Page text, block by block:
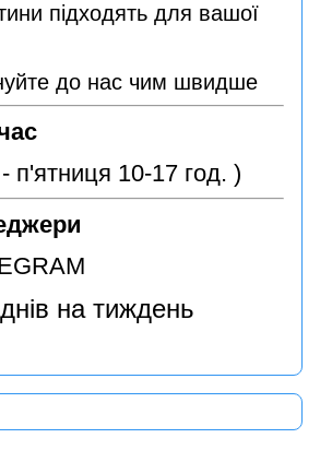
підходять для вашої
до нас чим швидше
п'ятниця 10-17 год. )
на тиждень